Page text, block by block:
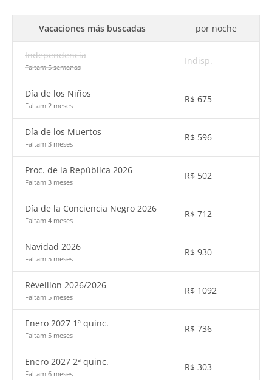
Vacaciones más buscadas por noche
Independencia
Faltam 5 semanas
Indisp.
Día de los Niños
Faltam 2 meses
R$ 675
Día de los Muertos
Faltam 3 meses
R$ 596
Proc. de la República 2026
Faltam 3 meses
R$ 502
Día de la Conciencia Negro 2026
Faltam 4 meses
R$ 712
Navidad 2026
Faltam 5 meses
R$ 930
Réveillon 2026/2026
Faltam 5 meses
R$ 1092
Enero 2027 1ª quinc.
Faltam 5 meses
R$ 736
Enero 2027 2ª quinc.
Faltam 6 meses
R$ 303